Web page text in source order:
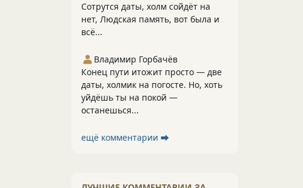
Сотрутся даты, холм сойдёт на
нет, Людская память, вот была и
всё...
Владимир Горбачёв
Конец пути итожит просто — две
даты, холмик на погосте. Но, хоть
уйдёшь ты на покой —
останешься...
ещё комментарии ⮕